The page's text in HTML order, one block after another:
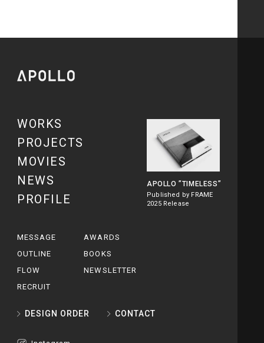
WORKS
PROJECTS
MOVIES
NEWS
PROFILE
APOLLO”TIMELESS”
Published by FRAME
2025 Release
MESSAGE
AWARDS
OUTLINE
BOOKS
FLOW
NEWSLETTER
RECRUIT
DESIGN ORDER CONTACT